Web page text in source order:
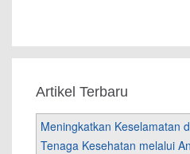
Artikel Terbaru
Meningkatkan Keselamatan
Tenaga Kesehatan melalui